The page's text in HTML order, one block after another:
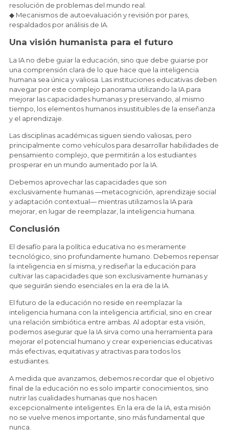
resolución de problemas del mundo real.
◆ Mecanismos de autoevaluación y revisión por pares,
respaldados por análisis de IA.
Una visión humanista para el futuro
La IA no debe guiar la educación, sino que debe guiarse por
una comprensión clara de lo que hace que la inteligencia
humana sea única y valiosa. Las instituciones educativas deben
navegar por este complejo panorama utilizando la IA para
mejorar las capacidades humanas y preservando, al mismo
tiempo, los elementos humanos insustituibles de la enseñanza
y el aprendizaje.
Las disciplinas académicas siguen siendo valiosas, pero
principalmente como vehículos para desarrollar habilidades de
pensamiento complejo, que permitirán a los estudiantes
prosperar en un mundo aumentado por la IA.
Debemos aprovechar las capacidades que son
exclusivamente humanas —metacognición, aprendizaje social
y adaptación contextual— mientras utilizamos la IA para
mejorar, en lugar de reemplazar, la inteligencia humana.
Conclusión
El desafío para la política educativa no es meramente
tecnológico, sino profundamente humano. Debemos repensar
la inteligencia en sí misma, y rediseñar la educación para
cultivar las capacidades que son exclusivamente humanas y
que seguirán siendo esenciales en la era de la IA.
El futuro de la educación no reside en reemplazar la
inteligencia humana con la inteligencia artificial, sino en crear
una relación simbiótica entre ambas. Al adoptar esta visión,
podemos asegurar que la IA sirva como una herramienta para
mejorar el potencial humano y crear experiencias educativas
más efectivas, equitativas y atractivas para todos los
estudiantes.
A medida que avanzamos, debemos recordar que el objetivo
final de la educación no es solo impartir conocimientos, sino
nutrir las cualidades humanas que nos hacen
excepcionalmente inteligentes. En la era de la IA, esta misión
no se vuelve menos importante, sino más fundamental que
nunca.